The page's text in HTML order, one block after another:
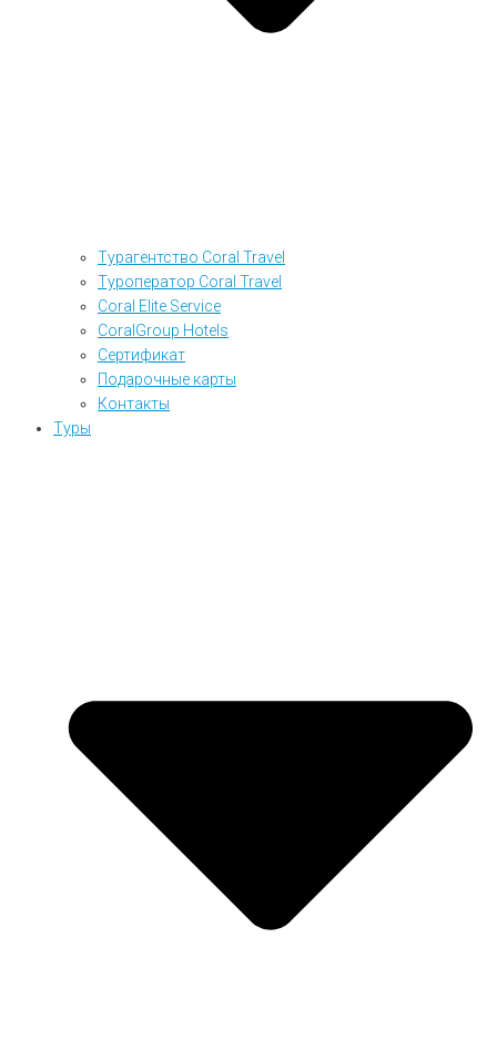
Турагентство Coral Travel
Туроператор Coral Travel
Coral Elite Service
CoralGroup Hotels
Сертификат
Подарочные карты
Контакты
Туры